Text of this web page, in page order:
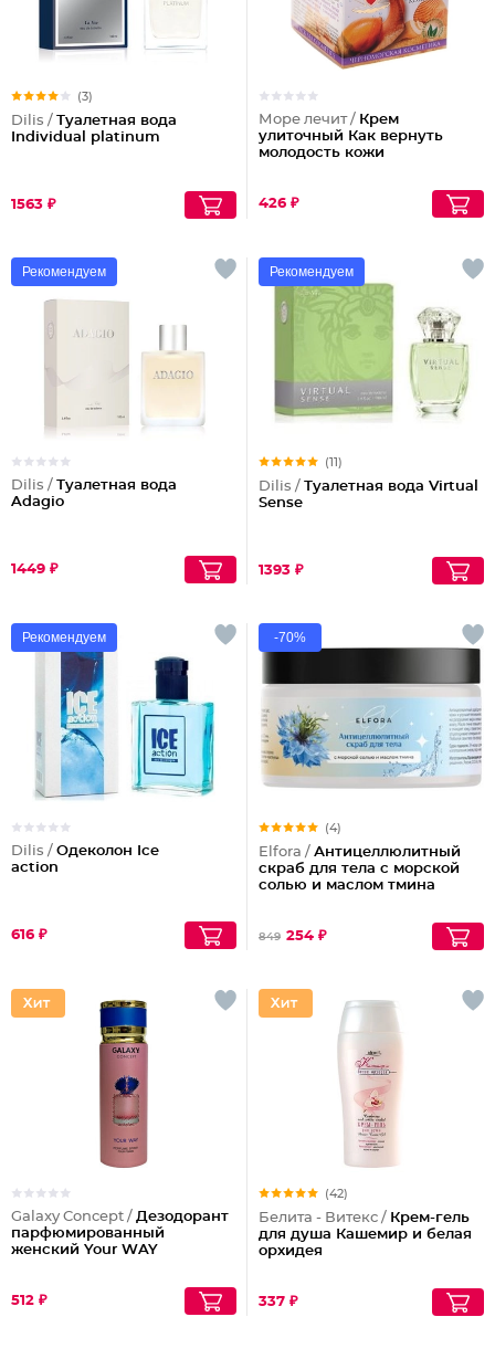
(3)
Dilis / Туалетная вода
Individual platinum
1563 ₽
Море лечит / Крем
улиточный Как вернуть
молодость кожи
426 ₽
Рекомендуем
Dilis / Туалетная вода
Adagio
1449 ₽
Рекомендуем
(11)
Dilis / Туалетная вода Virtual
Sense
1393 ₽
Рекомендуем
Dilis / Одеколон Ice
action
616 ₽
-70%
(4)
Elfora / Антицеллюлитный
скраб для тела с морской
солью и маслом тмина
849 254 ₽
Galaxy Concept / Дезодорант
парфюмированный
женский Your WAY
512 ₽
(42)
Белита - Витекс / Крем-гель
для душа Кашемир и белая
орхидея
337 ₽